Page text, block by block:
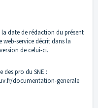
date de rédaction du présent
service décrit dans la
de celui-ci.
des pro du SNE :
documentation-generale